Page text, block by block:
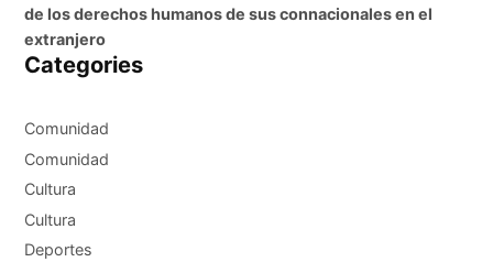
de los derechos humanos de sus connacionales en el
extranjero
Categories
Comunidad
Comunidad
Cultura
Cultura
Deportes